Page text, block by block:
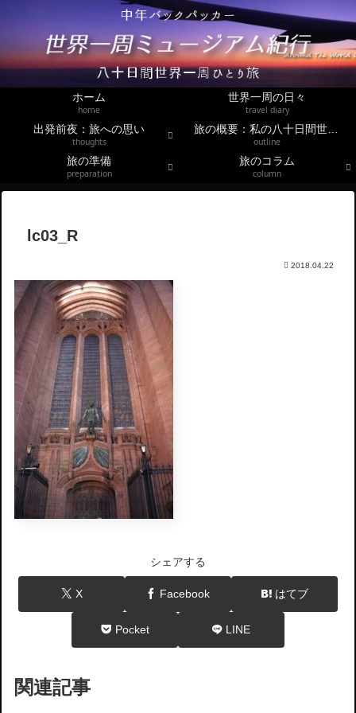
ホーム
home
世界一周の日々
travel diary
出発前夜：旅への思い
thoughts
旅の概要：私の八十日間世界一周
outline
旅の準備
preparation
旅のコラム
column
lc03_R
2018.04.22
シェアする
X Facebook はてブ
Pocket LINE
関連記事